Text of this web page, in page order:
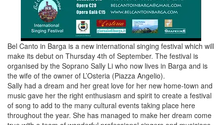
Bel Canto in Barga is a new international singing festival which will
make its debut on Thursday 4th of September. The festival is
organised by the Soprano Sally Li who now lives in Barga and is
the wife of the owner of L’Osteria (Piazza Angelio).
Sally had a dream and her great love for her new home-town and
music gave her the right enthusiasm and spirit to create a festival
of song to add to the many cultural events taking place here
throughout the year. She has managed to make her dream come